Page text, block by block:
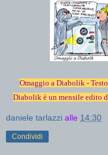
Omaggio a Diabolik -
Diabolik è un mensile edito
daniele tarlazzi alle 14:30
Condividi